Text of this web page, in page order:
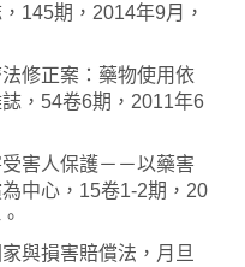
145期，2014年9月，
修正案：藥物使用依
，54卷6期，2011年6
害人保護－－以藥害
中心，15卷1-2期，20
與損害賠償法，月旦